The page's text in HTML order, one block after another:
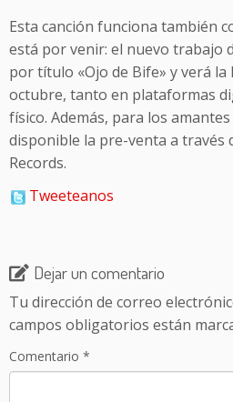
Esta canción funciona también
está por venir: el nuevo trabajo
por título «Ojo de Bife» y verá la
octubre, tanto en plataformas
físico. Además, para los
disponible la pre-venta a través
Records.
Tweeteanos
Dejar un comentario
Tu dirección de correo
campos obligatorios están
Comentario *